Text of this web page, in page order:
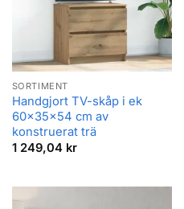
SORTIMENT
Handgjort TV-skåp i ek
60x35x54 cm av
konstruerat trä
1 249,04 kr